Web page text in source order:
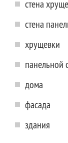
стена
стена
хрущевки
панельной
дома
фасада
здания